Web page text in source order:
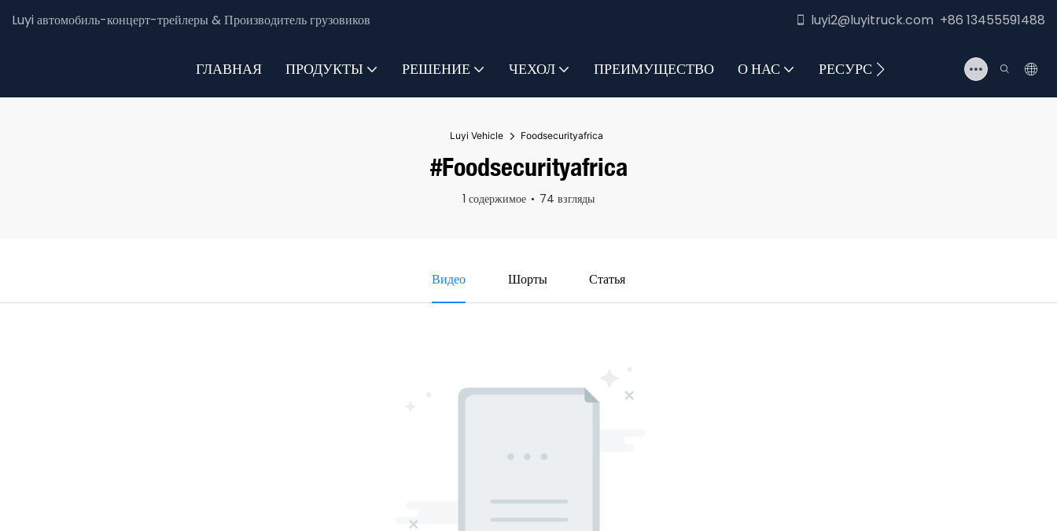
Luyi автомобиль-концерт-трейлеры & Производитель грузовиков luyi2@luyitruck.com +86 13455591488
ГЛАВНАЯ ПРОДУКТЫ РЕШЕНИЕ ЧЕХОЛ ПРЕИМУЩЕСТВО О НАС РЕСУРС СВЯЖИТЕСЬ С НАМИ
Luyi Vehicle Foodsecurityafrica
#Foodsecurityafrica
1 содержимое 74 взгляды
Видео Шорты Статья